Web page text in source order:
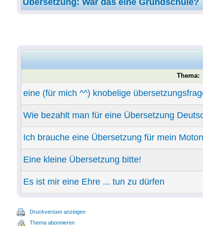
Übersetzung: War das eine Grundschule?
Thema:
eine (für mich ^^) knobelige
Wie bezahlt man für eine Übersetzung
Ich brauche eine Übersetzung für mein
Eine kleine Übersetzung bitte!
Es ist mir eine Ehre ... tun zu dürfen
Druckversion anzeigen
Thema abonnieren